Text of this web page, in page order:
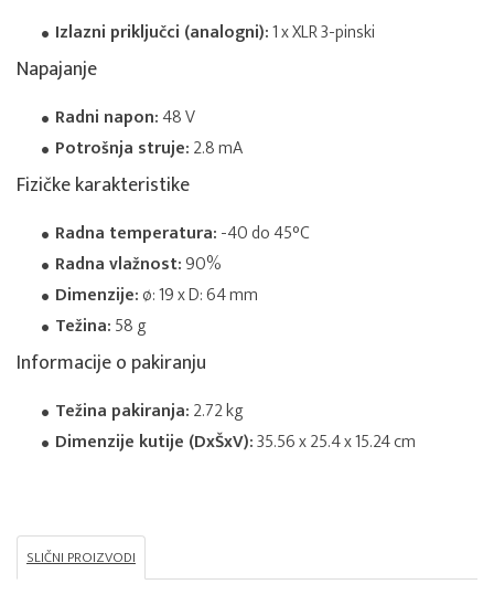
Izlazni priključci (analogni):1 x XLR 3-pinski
Napajanje
Radni napon:48 V
Potrošnja struje:2.8 mA
Fizičke karakteristike
Radna temperatura:-40 do 45°C
Radna vlažnost:90%
Dimenzije:ø: 19 x D: 64 mm
Težina:58 g
Informacije o pakiranju
Težina pakiranja:2.72 kg
Dimenzije kutije (DxŠxV):35.56 x 25.4 x 15.24 cm
SLIČNI PROIZVODI